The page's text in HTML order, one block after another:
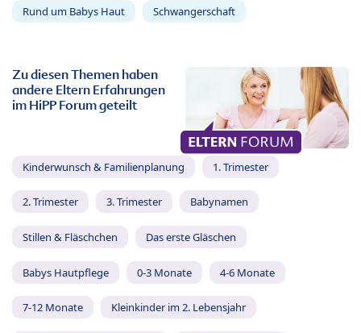
Rund um Babys Haut Schwangerschaft
Zu diesen Themen haben
andere Eltern Erfahrungen
im HiPP Forum geteilt
Kinderwunsch & Familienplanung 1. Trimester
2. Trimester 3. Trimester Babynamen
Stillen & Fläschchen Das erste Gläschen
Babys Hautpflege 0-3 Monate 4-6 Monate
7-12 Monate Kleinkinder im 2. Lebensjahr